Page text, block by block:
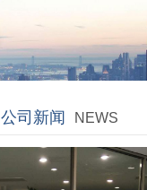
公司新闻 NEWS